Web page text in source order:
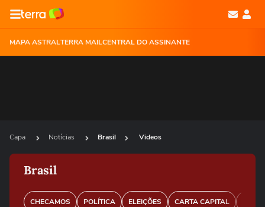
MAPA ASTRALTERRA MAILCENTRAL DO ASSINANTE
Capa Notícias Brasil Videos
Brasil
CHECAMOS POLÍTICA ELEIÇÕES CARTA CAPITAL